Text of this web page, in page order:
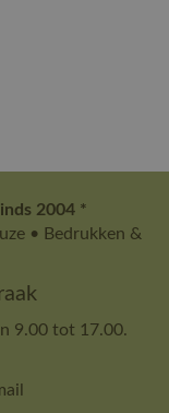
2004 *
• Bedrukken &
9.00 tot 17.00.